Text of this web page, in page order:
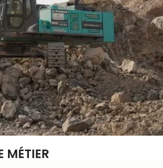
MÉTIER